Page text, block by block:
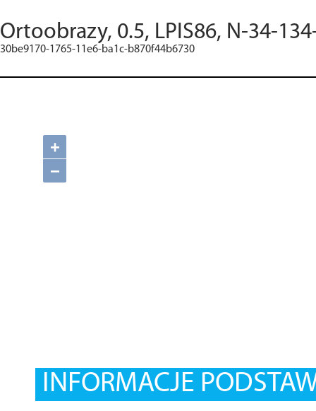
Ortoobrazy, 0.5, LPIS86, N-34-
30be9170-1765-11e6-ba1c-b870f44b6730
+
−
INFORMACJE